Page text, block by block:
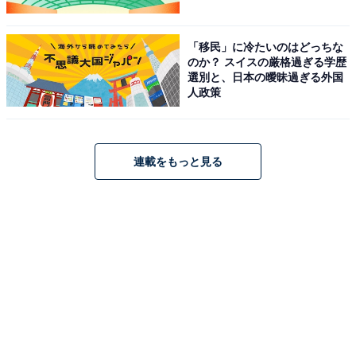
「移民」に冷たいのはどっちな
のか？ スイスの厳格過ぎる学歴
選別と、日本の曖昧過ぎる外国
人政策
連載をもっと見る